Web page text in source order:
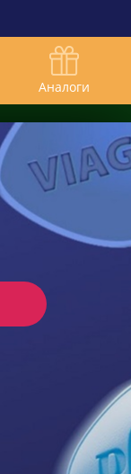
Аналоги